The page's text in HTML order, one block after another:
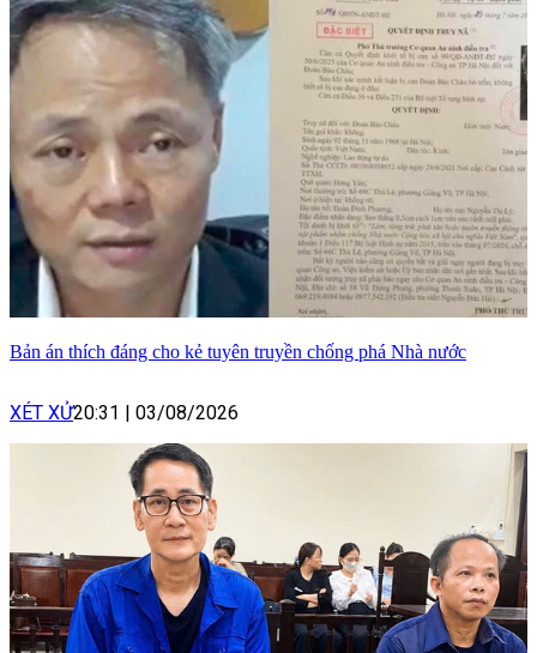
Bản án thích đáng cho kẻ tuyên truyền chống phá Nhà nước
XÉT XỬ20:31 | 03/08/2026